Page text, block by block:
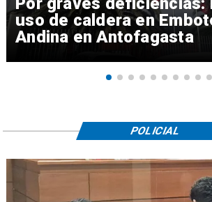
uso de caldera en
Andina en Antofagasta
POLICIAL